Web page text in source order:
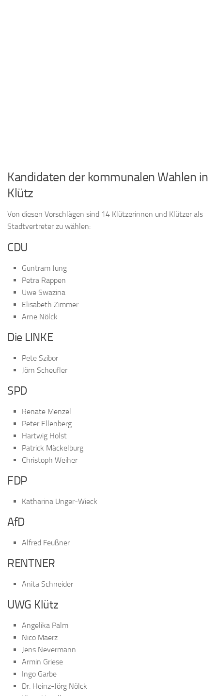
Kandidaten der kommunalen Wahlen in
Klütz
Von diesen Vorschlägen sind 14 Klützerinnen und Klützer als
Stadtvertreter zu wählen:
CDU
Guntram Jung
Petra Rappen
Uwe Swazina
Elisabeth Zimmer
Arne Nölck
Die LINKE
Pete Szibor
Jörn Scheufler
SPD
Renate Menzel
Peter Ellenberg
Hartwig Holst
Patrick Mäckelburg
Christoph Weiher
FDP
Katharina Unger-Wieck
AfD
Alfred Feußner
RENTNER
Anita Schneider
UWG Klütz
Angelika Palm
Nico Maerz
Jens Nevermann
Armin Griese
Ingo Garbe
Dr. Heinz-Jörg Nölck